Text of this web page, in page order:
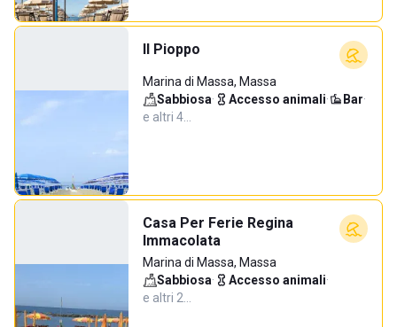
Il Pioppo
Marina di Massa, Massa
Sabbiosa· Accesso animali· Bar·
e altri 4…
Casa Per Ferie Regina
Immacolata
Marina di Massa, Massa
Sabbiosa· Accesso animali·
e altri 2…